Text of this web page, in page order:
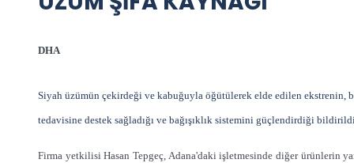
DHA
Siyah üzümün çekirdeği ve kabuğuyla öğütülerek elde edilen ekstrenin,
tedavisine destek sağladığı ve bağışıklık sistemini güçlendirdiği
Firma yetkilisi Hasan Tepgeç, Adana'daki işletmesinde diğer ürünlerin